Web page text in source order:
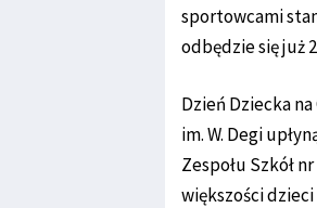
sportowcami
odbędzie się już
Dzień Dziecka
im. W. Degi
Zespołu Szkół
większości